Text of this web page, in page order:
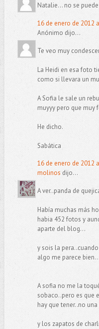
Natalie... no se
16 de enero de 2012
Anónimo dijo...
Te veo muy
La Heidi en esa foto
como si llevara un
A Sofia le sale un
muyyy pero que muy
He dicho.
Sabática
16 de enero de 2012
molinos dijo...
A ver..panda de
Había muchas más
habia 452 fotos y
aparte del blog...
y sois la
algo me parece
A sofia no me la
sobaco..pero es que
hay que tener..no una
y los zapatos de